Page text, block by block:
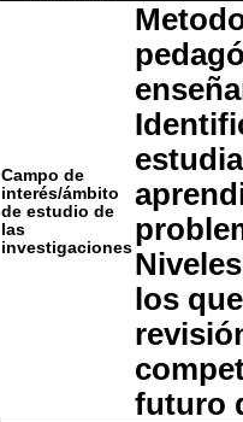
Campo de
interés/ámbito
de estudio de
las
investigaciones
los
futuro